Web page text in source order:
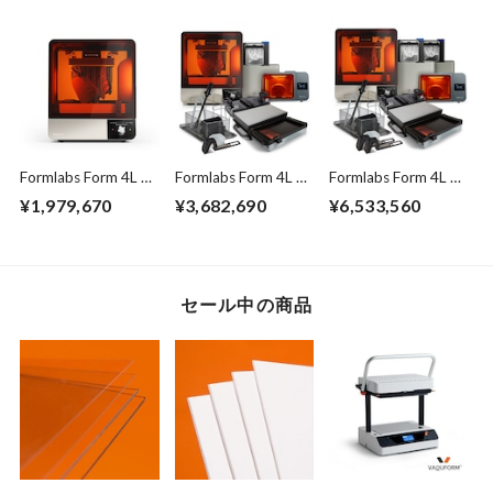
Formlabs Form 4L ベ
¥1,979,670
Formlabs Form 4L コ
ジ
¥3,682,690
Formlabs Form 4L プ
¥6,533,560
セール中の商品